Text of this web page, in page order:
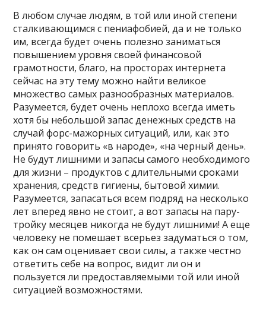
В любом случае людям, в той или иной степени
сталкивающимся с пениафобией, да и не только
им, всегда будет очень полезно заниматься
повышением уровня своей финансовой
грамотности, благо, на просторах интернета
сейчас на эту тему можно найти великое
множество самых разнообразных материалов.
Разумеется, будет очень неплохо всегда иметь
хотя бы небольшой запас денежных средств на
случай форс-мажорных ситуаций, или, как это
принято говорить «в народе», «на черный день».
Не будут лишними и запасы самого необходимого
для жизни – продуктов с длительными сроками
хранения, средств гигиены, бытовой химии.
Разумеется, запасаться всем подряд на несколько
лет вперед явно не стоит, а вот запасы на пару-
тройку месяцев никогда не будут лишними! А еще
человеку не помешает всерьез задуматься о том,
как он сам оценивает свои силы, а также честно
ответить себе на вопрос, видит ли он и
пользуется ли предоставляемыми той или иной
ситуацией возможностями.